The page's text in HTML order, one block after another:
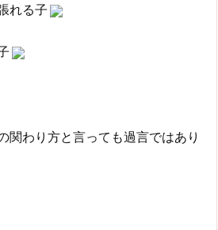
れる子
関わり方と言っても過言ではあり